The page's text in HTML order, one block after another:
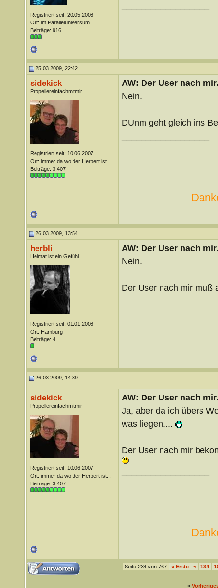
Registriert seit: 20.05.2008
Ort: im Paralleluniversum
Beiträge: 916
25.03.2009, 22:42
sidekick
Propellereinfachmitmir
Registriert seit: 10.06.2007
Ort: immer da wo der Herbert ist...
Beiträge: 3.407
AW: Der User nach
Nein.
DUnm geht gleich ins
26.03.2009, 13:54
herbli
Heimat ist ein Gefühl
Registriert seit: 01.01.2008
Ort: Hamburg
Beiträge: 4
AW: Der User nach
Nein.
Der User nach mir muß
26.03.2009, 14:39
sidekick
Propellereinfachmitmir
Registriert seit: 10.06.2007
Ort: immer da wo der Herbert ist...
Beiträge: 3.407
AW: Der User nach
Ja, aber da ich übers
was liegen....
Der User nach mir
Seite 234 von 767 «Erste < 134
«